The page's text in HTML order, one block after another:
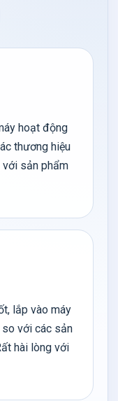
hoạt động
thương hiệu
với sản phẩm
lắp vào máy
so với các sản
hài lòng với